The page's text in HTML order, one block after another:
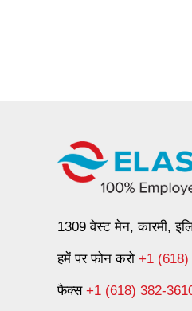
1309 वेस्ट मेन, कारमी,
हमें पर फोन करो +1 (618)
फैक्स +1 (618) 382-